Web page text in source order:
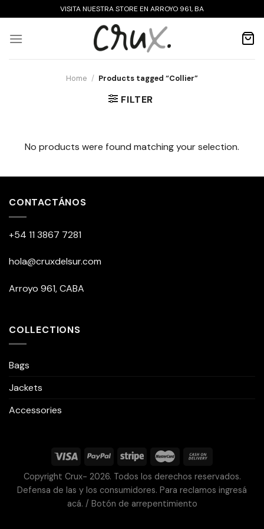
to
content
VISITA NUESTRA STORE EN ARROYO 961, BA
Home / Products tagged “Collier”
FILTER
No products were found matching your selection.
CONTACTÁNOS
+54 11 3867 7281
hola@cruxdelsur.com
Arroyo 961, CABA
COLLECTIONS
Bags
Jackets
Accessories
Copyright Crux- 2026. Todos los derechos reservados.
Defensa de las y los consumidores. Para reclamos ingresá
acá. / Botón de arrepentimiento